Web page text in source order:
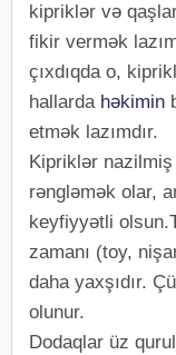
kipriklər və
fikir vermək
çıxdıqda o,
hallarda həkimin
etmək lazımdır.
Kipriklər
rəngləmək olar,
keyfiyyətli
zamanı (toy,
daha yaxşıdır.
olunur.
Dodaqlar üz